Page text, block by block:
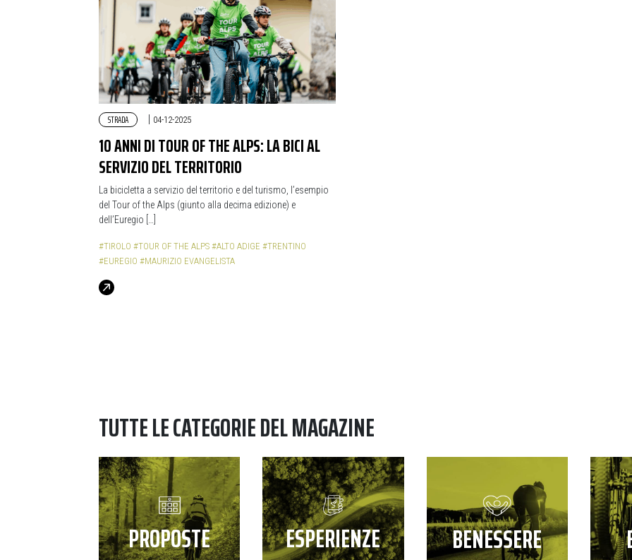
STRADA | 04-12-2025
10 ANNI DI TOUR OF THE ALPS: LA BICI AL
SERVIZIO DEL TERRITORIO
La bicicletta a servizio del territorio e del turismo, l’esempio
del Tour of the Alps (giunto alla decima edizione) e
dell’Euregio […]
#TIROLO #TOUR OF THE ALPS #ALTO ADIGE #TRENTINO
#EUREGIO #MAURIZIO EVANGELISTA
TUTTE LE CATEGORIE DEL MAGAZINE
PROPOSTE ESPERIENZE BENESSERE